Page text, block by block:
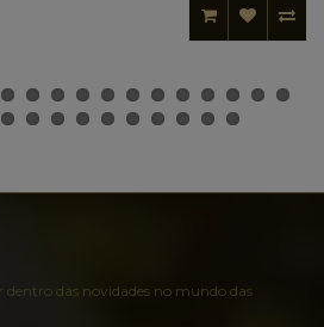
dentro das novidades no mundo das